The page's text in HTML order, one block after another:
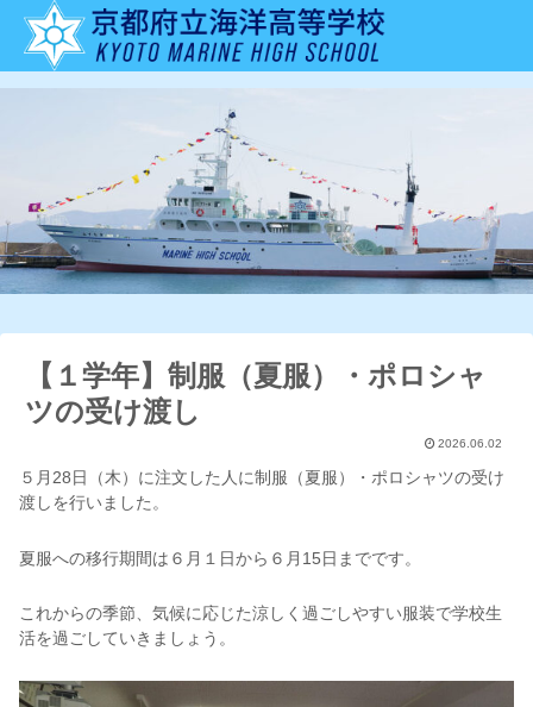
【１学年】制服（夏服）・ポロシャ
ツの受け渡し
2026.06.02
５月28日（木）に注文した人に制服（夏服）・ポロシャツの受け
渡しを行いました。
夏服への移行期間は６月１日から６月15日までです。
これからの季節、気候に応じた涼しく過ごしやすい服装で学校生
活を過ごしていきましょう。